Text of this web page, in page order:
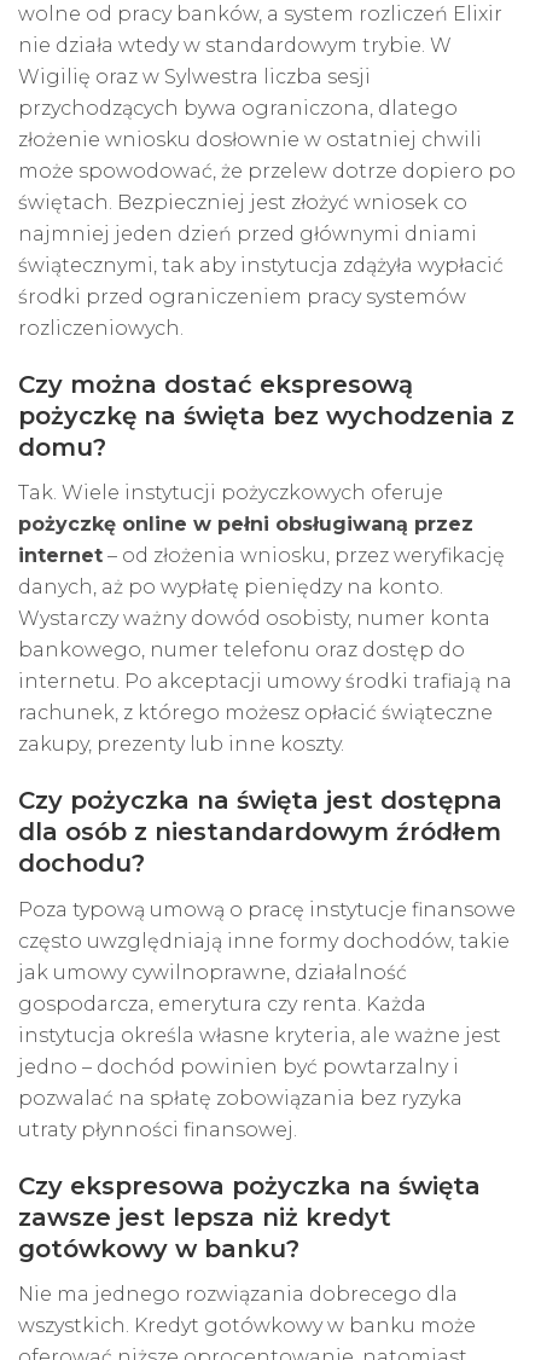
wolne od pracy banków, a system rozliczeń Elixir
nie działa wtedy w standardowym trybie. W
Wigilię oraz w Sylwestra liczba sesji
przychodzących bywa ograniczona, dlatego
złożenie wniosku dosłownie w ostatniej chwili
może spowodować, że przelew dotrze dopiero po
świętach. Bezpieczniej jest złożyć wniosek co
najmniej jeden dzień przed głównymi dniami
świątecznymi, tak aby instytucja zdążyła wypłacić
środki przed ograniczeniem pracy systemów
rozliczeniowych.
Czy można dostać ekspresową
pożyczkę na święta bez wychodzenia z
domu?
Tak. Wiele instytucji pożyczkowych oferuje
pożyczkę online w pełni obsługiwaną przez
internet – od złożenia wniosku, przez weryfikację
danych, aż po wypłatę pieniędzy na konto.
Wystarczy ważny dowód osobisty, numer konta
bankowego, numer telefonu oraz dostęp do
internetu. Po akceptacji umowy środki trafiają na
rachunek, z którego możesz opłacić świąteczne
zakupy, prezenty lub inne koszty.
Czy pożyczka na święta jest dostępna
dla osób z niestandardowym źródłem
dochodu?
Poza typową umową o pracę instytucje finansowe
często uwzględniają inne formy dochodów, takie
jak umowy cywilnoprawne, działalność
gospodarcza, emerytura czy renta. Każda
instytucja określa własne kryteria, ale ważne jest
jedno – dochód powinien być powtarzalny i
pozwalać na spłatę zobowiązania bez ryzyka
utraty płynności finansowej.
Czy ekspresowa pożyczka na święta
zawsze jest lepsza niż kredyt
gotówkowy w banku?
Nie ma jednego rozwiązania dobrecego dla
wszystkich. Kredyt gotówkowy w banku może